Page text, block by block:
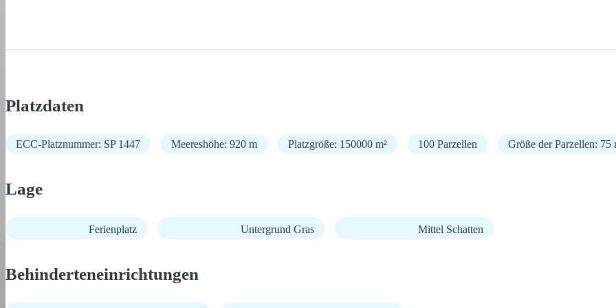
Platzdaten
ECC-Platznummer: SP 1447 Meereshöhe: 920 m Platzgröße: 150000 m² 100 Parzellen Größe der Parzellen: 75
Lage
Ferienplatz Untergrund Gras Mittel Schatten
Behinderteneinrichtungen